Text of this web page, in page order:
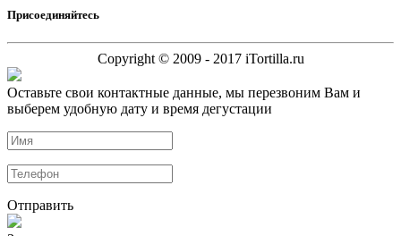
Присоединяйтесь
Copyright © 2009 - 2017 iTortilla.ru
Оставьте свои контактные данные, мы перезвоним Вам и
выберем удобную дату и время дегустации
Отправить